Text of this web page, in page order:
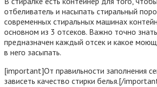
отбеливатель и насыпать стиральный
современных стиральных машинах
основном из 3 отсеков. Важно точно
предназначен каждый отсек и какое
в него засыпать.
[important]От правильности заполнения
зависеть качество стирки белья.[/